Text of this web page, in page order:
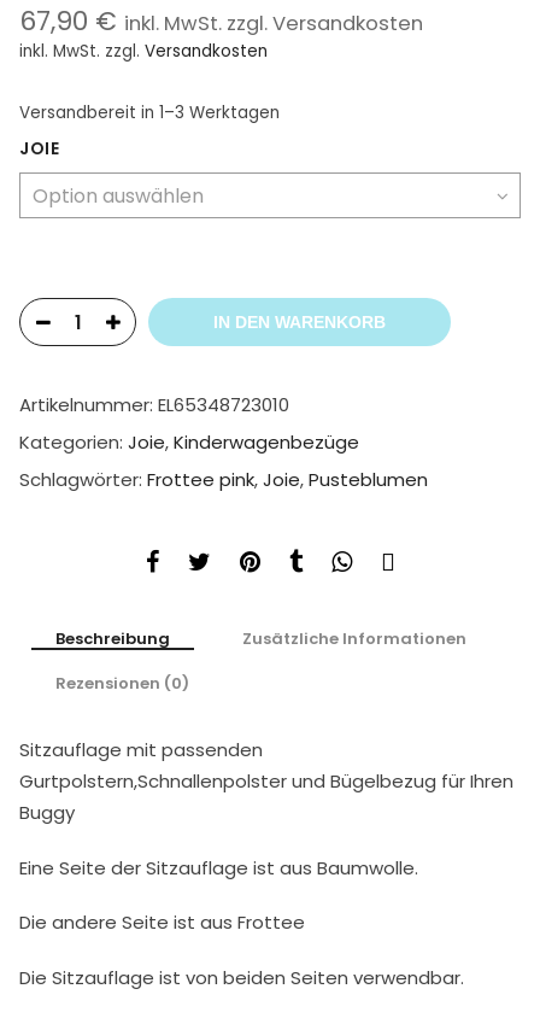
67,90 € inkl. MwSt. zzgl. Versandkosten
inkl. MwSt. zzgl. Versandkosten
Versandbereit in 1–3 Werktagen
JOIE
IN DEN WARENKORB
Artikelnummer: EL65348723010
Kategorien: Joie,Kinderwagenbezüge
Schlagwörter: Frottee pink,Joie,Pusteblumen
Beschreibung
Zusätzliche Informationen
Rezensionen (0)
Sitzauflage mit passenden
Gurtpolstern,Schnallenpolster und Bügelbezug für Ihren
Buggy
Eine Seite der Sitzauflage ist aus Baumwolle.
Die andere Seite ist aus Frottee
Die Sitzauflage ist von beiden Seiten verwendbar.